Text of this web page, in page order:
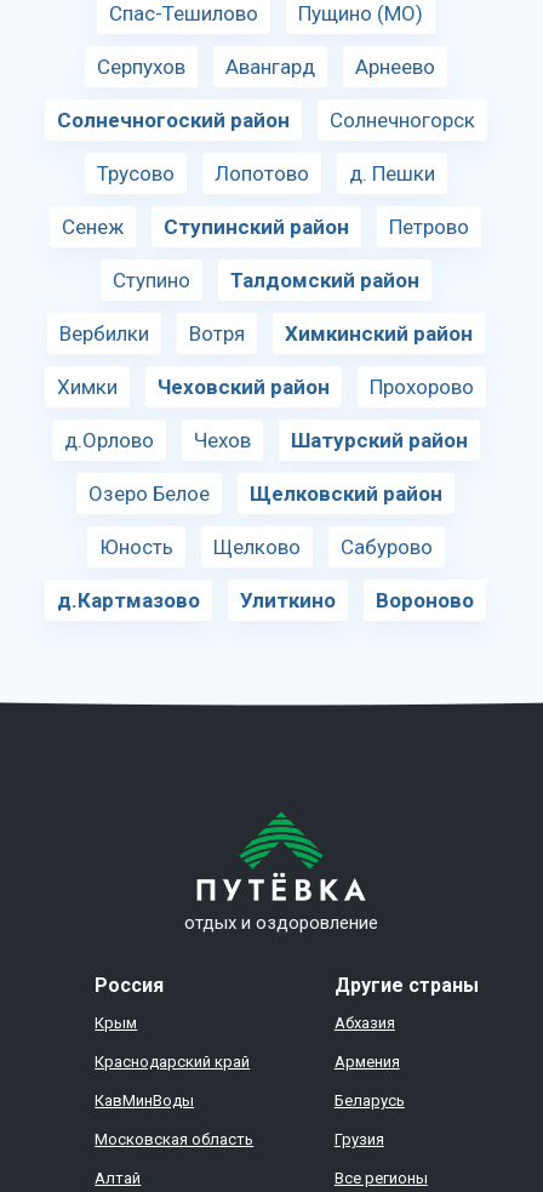
Спас-Тешилово Пущино (МО)
Серпухов Авангард Арнеево
Солнечногоский район Солнечногорск
Трусово Лопотово д. Пешки
Сенеж Ступинский район Петрово
Ступино Талдомский район
Вербилки Вотря Химкинский район
Химки Чеховский район Прохорово
д.Орлово Чехов Шатурский район
Озеро Белое Щелковский район
Юность Щелково Сабурово
д.Картмазово Улиткино Вороново
отдых и оздоровление
Россия
Крым
Краснодарский край
КавМинВоды
Московская область
Алтай
Другие страны
Абхазия
Армения
Беларусь
Грузия
Все регионы